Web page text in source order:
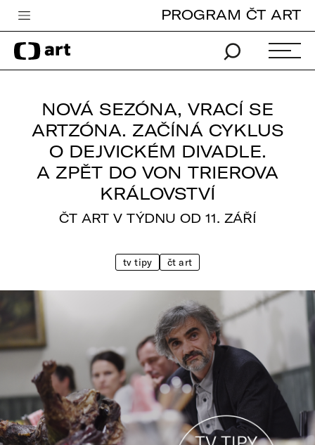
Česká televize
Zpravodajství
iVysílání
TV program
Pro děti
PROGRAM ČT ART
NOVÁ SEZÓNA, VRACÍ SE
ARTZÓNA. ZAČÍNÁ CYKLUS
O DEJVICKÉM DIVADLE.
A ZPĚT DO VON TRIEROVA
KRÁLOVSTVÍ
ČT ART V TÝDNU OD 11. ZÁŘÍ
tv tipy čt art